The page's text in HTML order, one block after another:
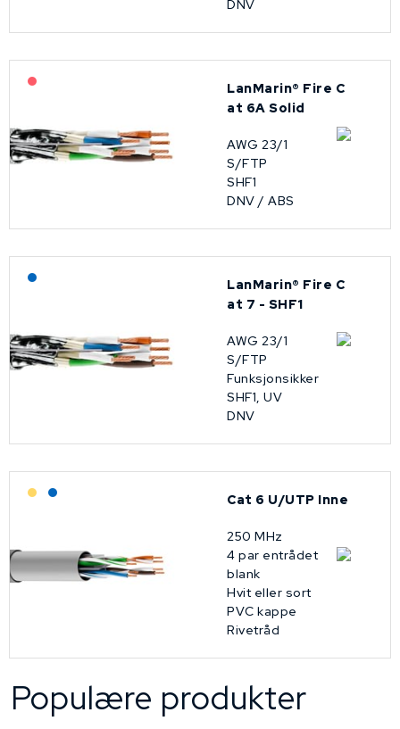
DNV
LanMarin® Fire C
at 6A Solid
AWG 23/1
S/FTP
SHF1
DNV / ABS
LanMarin® Fire C
at 7 - SHF1
AWG 23/1
S/FTP
Funksjonsikker
SHF1, UV
DNV
Lagerført: Grossist
Cat 6 U/UTP Inne
250 MHz
4 par entrådet
blank
Hvit eller sort
PVC kappe
Rivetråd
Populære produkter